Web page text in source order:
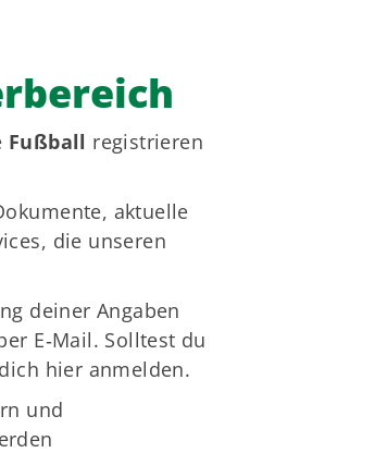
Fußball registrieren
aktuelle
die unseren
deiner Angaben
E‑Mail. Solltest du
hier anmelden.
und